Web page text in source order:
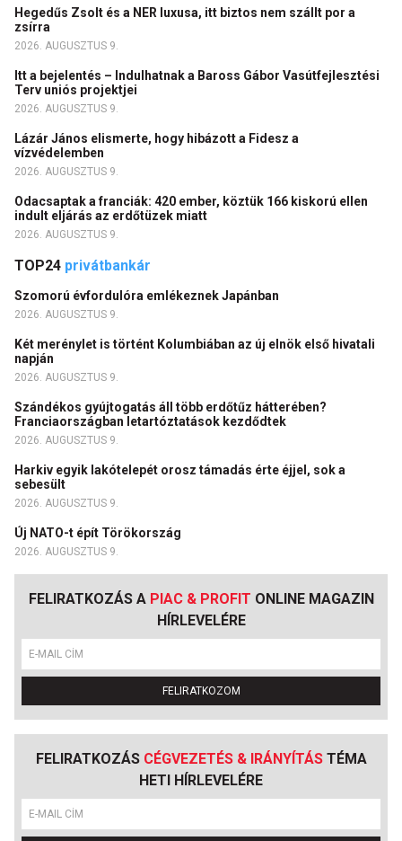
Hegedűs Zsolt és a NER luxusa, itt biztos nem szállt por a
zsírra
2026. AUGUSZTUS 9.
Itt a bejelentés – Indulhatnak a Baross Gábor Vasútfejlesztési
Terv uniós projektjei
2026. AUGUSZTUS 9.
Lázár János elismerte, hogy hibázott a Fidesz a
vízvédelemben
2026. AUGUSZTUS 9.
Odacsaptak a franciák: 420 ember, köztük 166 kiskorú ellen
indult eljárás az erdőtüzek miatt
2026. AUGUSZTUS 9.
TOP24 privátbankár
Szomorú évfordulóra emlékeznek Japánban
2026. AUGUSZTUS 9.
Két merénylet is történt Kolumbiában az új elnök első hivatali
napján
2026. AUGUSZTUS 9.
Szándékos gyújtogatás áll több erdőtűz hátterében?
Franciaországban letartóztatások kezdődtek
2026. AUGUSZTUS 9.
Harkiv egyik lakótelepét orosz támadás érte éjjel, sok a
sebesült
2026. AUGUSZTUS 9.
Új NATO-t épít Törökország
2026. AUGUSZTUS 9.
FELIRATKOZÁS A PIAC & PROFIT ONLINE MAGAZIN
HÍRLEVELÉRE
FELIRATKOZOM
FELIRATKOZÁS CÉGVEZETÉS & IRÁNYÍTÁSTÉMA
HETI HÍRLEVELÉRE